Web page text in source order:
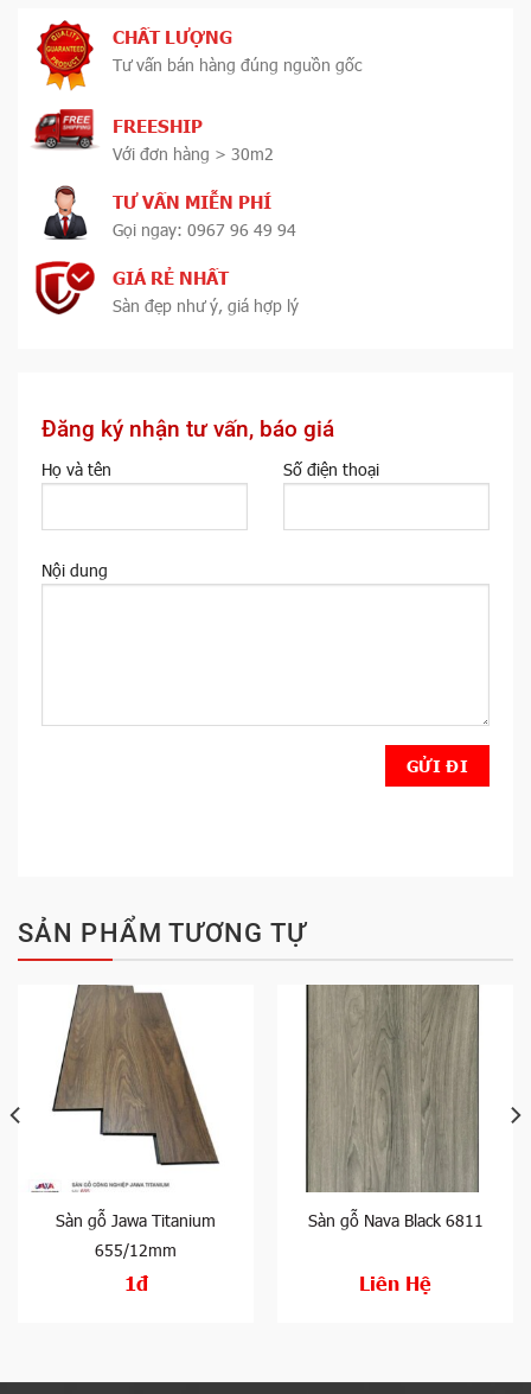
CHẤT LƯỢNG
Tư vấn bán hàng đúng nguồn gốc
FREESHIP
Với đơn hàng > 30m2
TƯ VẤN MIỄN PHÍ
Gọi ngay: 0967 96 49 94
GIÁ RẺ NHẤT
Sàn đẹp như ý, giá hợp lý
Đăng ký nhận tư vấn, báo giá
Họ và tên Số điện thoại
Nội dung
SẢN PHẨM TƯƠNG TỰ
Sàn gỗ Jawa Titanium
655/12mm
1đ
Sàn gỗ Nava Black 6811
Liên Hệ